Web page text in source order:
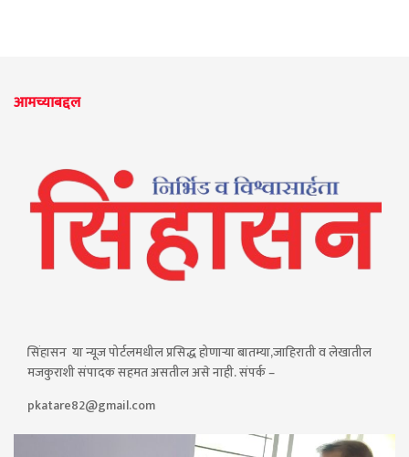
आमच्याबद्दल
सिंहासन या न्यूज पोर्टलमधील प्रसिद्ध होणाऱ्या बातम्या,जाहिराती व लेखातील
मजकुराशी संपादक सहमत असतील असे नाही. संपर्क –
pkatare82@gmail.com